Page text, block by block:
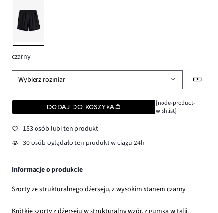
czarny
Wybierz rozmiar
DODAJ DO KOSZYKA
[node-product-
wishlist]
153 osób lubi ten produkt
30 osób oglądało ten produkt w ciągu 24h
Informacje o produkcie
Szorty ze strukturalnego dżerseju, z wysokim stanem czarny
Krótkie szorty z dżerseju w strukturalny wzór, z gumką w talii.